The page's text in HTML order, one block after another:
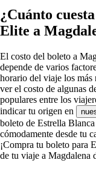
¿Cuánto
Elite a
El costo del boleto a
depende de varios
horario del viaje los más
ver el costo de algunas
populares entre los
indicar tu origen en
boleto de Estrella
cómodamente desde tu
¡Compra tu boleto para
de tu viaje a Magdalena